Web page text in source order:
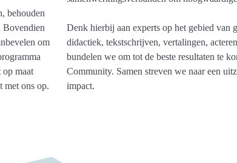
behouden
Bovendien
om
maat
met ons op.
Denk hierbij aan experts op het gebied van
didactiek, tekstschrijven, vertalingen,
bundelen we om tot de beste resultaten te
Community. Samen streven we naar een
impact.